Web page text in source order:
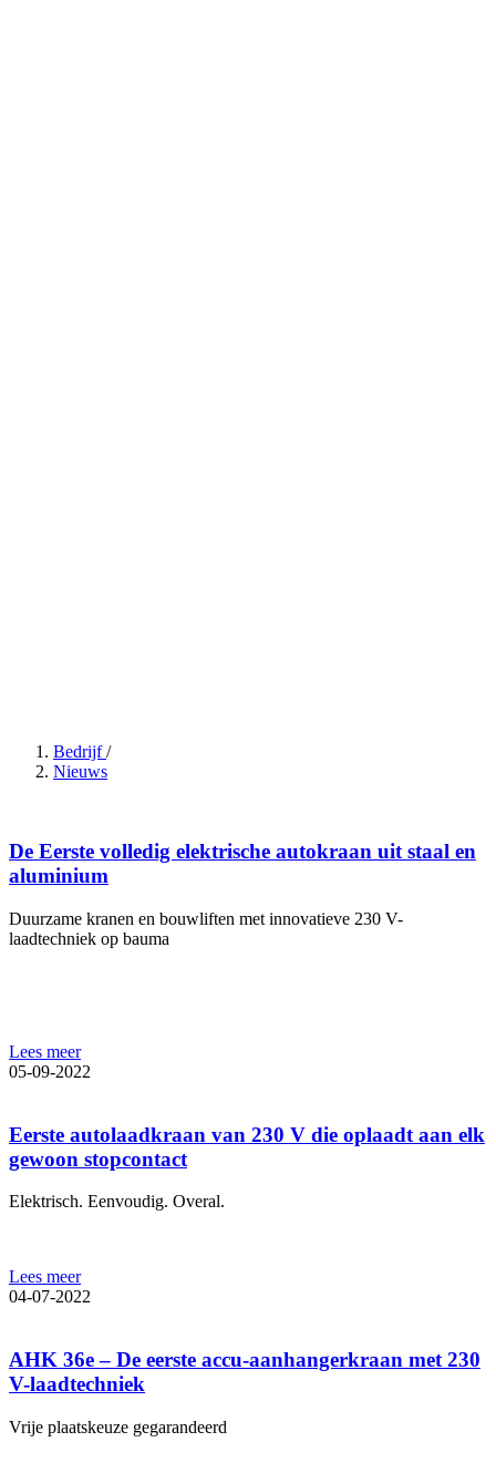
Bedrijf/
Nieuws
De Eerste volledig elektrische autokraan uit staal en
aluminium
Duurzame kranen en bouwliften met innovatieve 230 V-
laadtechniek op bauma
Lees meer
05-09-2022
Eerste autolaadkraan van 230 V die oplaadt aan elk
gewoon stopcontact
Elektrisch. Eenvoudig. Overal.
Lees meer
04-07-2022
AHK 36e – De eerste accu-aanhangerkraan met 230
V-laadtechniek
Vrije plaatskeuze gegarandeerd